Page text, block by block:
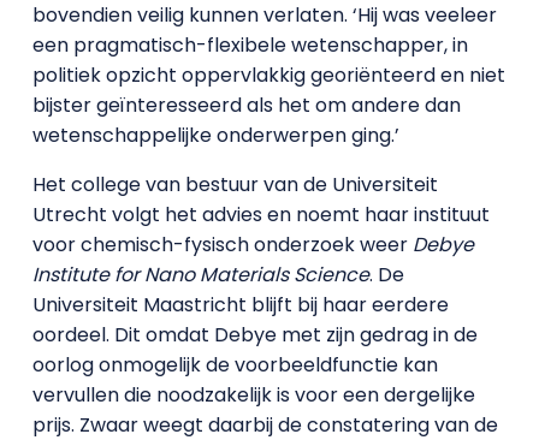
bovendien veilig kunnen verlaten. ‘Hij was veeleer
een pragmatisch-flexibele wetenschapper, in
politiek opzicht oppervlakkig georiënteerd en niet
bijster geïnteresseerd als het om andere dan
wetenschappelijke onderwerpen ging.’
Het college van bestuur van de Universiteit
Utrecht volgt het advies en noemt haar instituut
voor chemisch-fysisch onderzoek weer Debye
Institute for Nano Materials Science. De
Universiteit Maastricht blijft bij haar eerdere
oordeel. Dit omdat Debye met zijn gedrag in de
oorlog onmogelijk de voorbeeldfunctie kan
vervullen die noodzakelijk is voor een dergelijke
prijs. Zwaar weegt daarbij de constatering van de